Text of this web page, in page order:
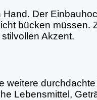
Der
bücken
Akzent.
Lebensmittel,